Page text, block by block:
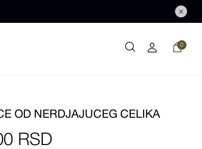
0
OD NERDJAJUCEG CELIKA
RSD